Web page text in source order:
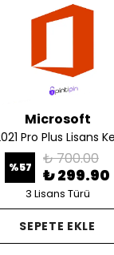
Microsoft
%57 ₺ 700.00
₺ 299.90
3 Lisans Türü
SEPETE EKLE